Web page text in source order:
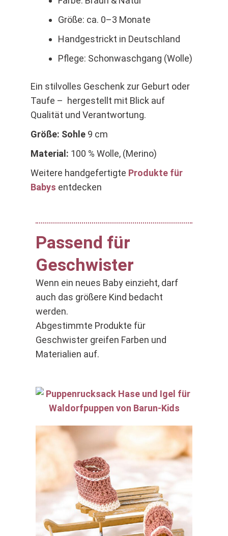
Größe: ca. 0–3 Monate
Handgestrickt in Deutschland
Pflege: Schonwaschgang (Wolle)
Ein stilvolles Geschenk zur Geburt oder
Taufe – hergestellt mit Blick auf
Qualität und Verantwortung.
Größe: Sohle 9 cm
Material: 100 % Wolle, (Merino)
Weitere handgefertigte Produkte für
Babys entdecken
Passend für
Geschwister
Wenn ein neues Baby einzieht, darf
auch das größere Kind bedacht
werden.
Abgestimmte Produkte für
Geschwister greifen Farben und
Materialien auf.